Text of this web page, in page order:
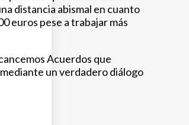
distancia abismal en cuanto
euros pese a trabajar más
Acuerdos que
un verdadero diálogo